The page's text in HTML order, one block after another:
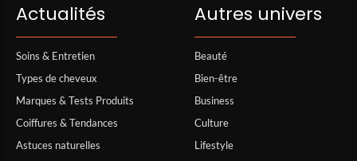
Actualités
Soins & Entretien
Types de cheveux
Marques & Tests Produits
Coiffures & Tendances
Astuces naturelles
Autres univers
Beauté
Bien-être
Business
Culture
Lifestyle